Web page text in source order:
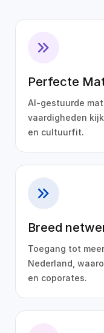
Perfecte
AI-gestuurde
vaardigheden
en cultuurfit.
Breed
Toegang tot
Nederland,
en coporates.